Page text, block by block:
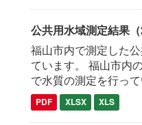
公共用水域測定結果（
福山市内で測定した
ています。 福山市内
で水質の測定を行って
PDF XLSX XLS